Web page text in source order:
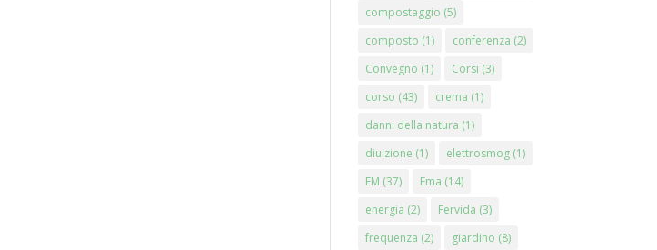
compostaggio (5)
composto (1) conferenza (2)
Convegno (1) Corsi (3)
corso (43) crema (1)
danni della natura (1)
diuizione (1) elettrosmog (1)
EM (37) Ema (14)
energia (2) Fervida (3)
frequenza (2) giardino (8)